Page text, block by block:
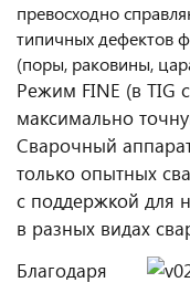
превосходно
типичных дефектов
(поры, раковины,
Режим FINE (в TIG
максимально
Сварочный
только опытных
с поддержкой для
в разных видах
Благодаря